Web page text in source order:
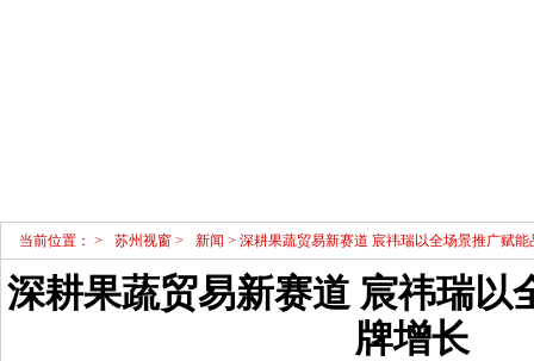
当前位置： > 苏州视窗 > 新闻 > 深耕果蔬贸易新赛道 宸祎瑞以全场景推广赋能
深耕果蔬贸易新赛道 宸祎瑞以
牌增长